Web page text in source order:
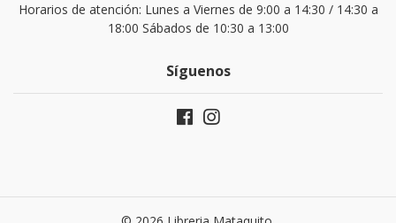
Horarios de atención: Lunes a Viernes de 9:00 a 14:30 / 14:30 a
18:00 Sábados de 10:30 a 13:00
Síguenos